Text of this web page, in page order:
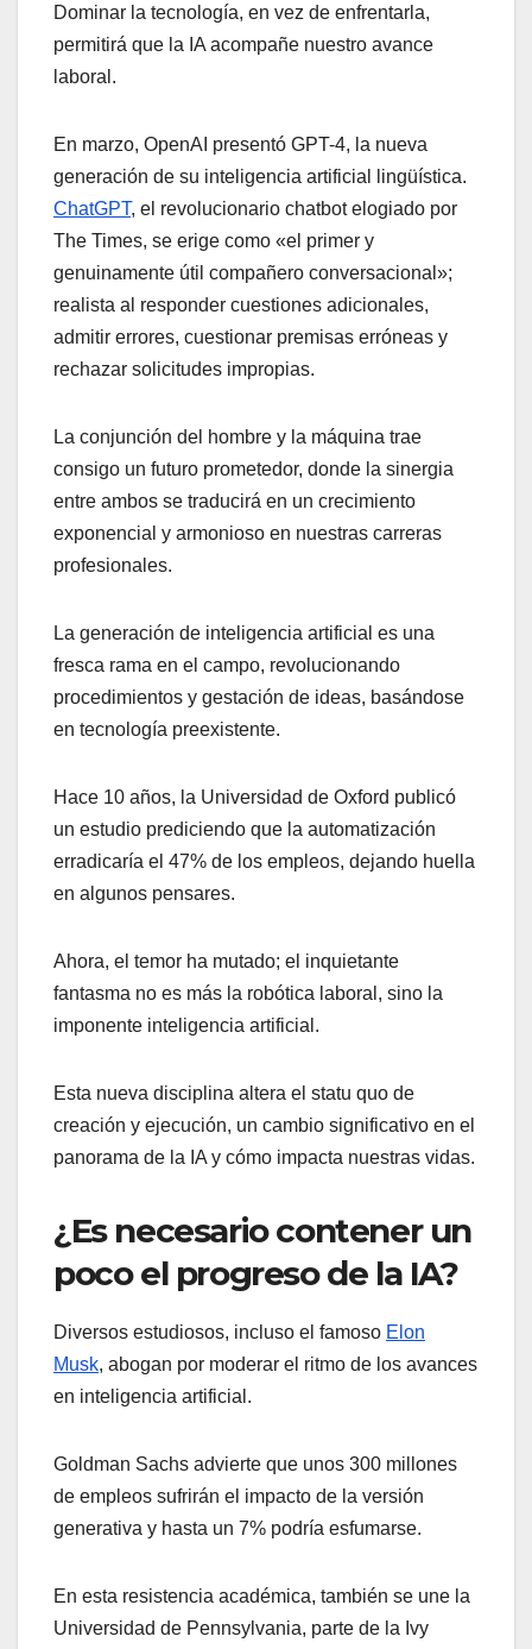
Dominar la tecnología, en vez de enfrentarla,
permitirá que la IA acompañe nuestro avance
laboral.
En marzo, OpenAI presentó GPT-4, la nueva
generación de su inteligencia artificial lingüística.
ChatGPT, el revolucionario chatbot elogiado por
The Times, se erige como «el primer y
genuinamente útil compañero conversacional»;
realista al responder cuestiones adicionales,
admitir errores, cuestionar premisas erróneas y
rechazar solicitudes impropias.
La conjunción del hombre y la máquina trae
consigo un futuro prometedor, donde la sinergia
entre ambos se traducirá en un crecimiento
exponencial y armonioso en nuestras carreras
profesionales.
La generación de inteligencia artificial es una
fresca rama en el campo, revolucionando
procedimientos y gestación de ideas, basándose
en tecnología preexistente.
Hace 10 años, la Universidad de Oxford publicó
un estudio prediciendo que la automatización
erradicaría el 47% de los empleos, dejando huella
en algunos pensares.
Ahora, el temor ha mutado; el inquietante
fantasma no es más la robótica laboral, sino la
imponente inteligencia artificial.
Esta nueva disciplina altera el statu quo de
creación y ejecución, un cambio significativo en el
panorama de la IA y cómo impacta nuestras vidas.
¿Es necesario contener un
poco el progreso de la IA?
Diversos estudiosos, incluso el famoso Elon
Musk, abogan por moderar el ritmo de los avances
en inteligencia artificial.
Goldman Sachs advierte que unos 300 millones
de empleos sufrirán el impacto de la versión
generativa y hasta un 7% podría esfumarse.
En esta resistencia académica, también se une la
Universidad de Pennsylvania, parte de la Ivy